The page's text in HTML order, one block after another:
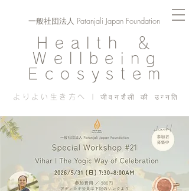
Health ＆
Wellbeing
Ecosystem
よりよい生き方へ | जीवनशैली की उन्नति
一般社団法人 Patanjali Japan Foundation